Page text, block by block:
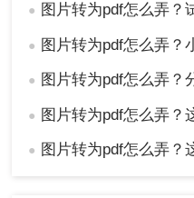
● 图片转为pdf怎么弄？
● 图片转为pdf怎么弄？小编亲
● 图片转为pdf怎么弄？分
● 图片转为pdf怎么弄？
● 图片转为pdf怎么弄？